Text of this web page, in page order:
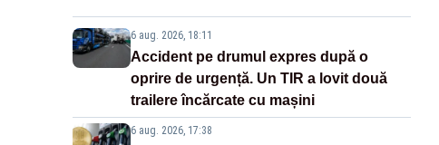
6 aug. 2026, 18:11
Accident pe drumul expres după o
oprire de urgență. Un TIR a lovit două
trailere încărcate cu mașini
6 aug. 2026, 17:38